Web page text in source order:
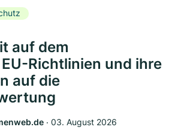
auf dem
Richtlinien und ihre
auf die
‧ 03. August 2026